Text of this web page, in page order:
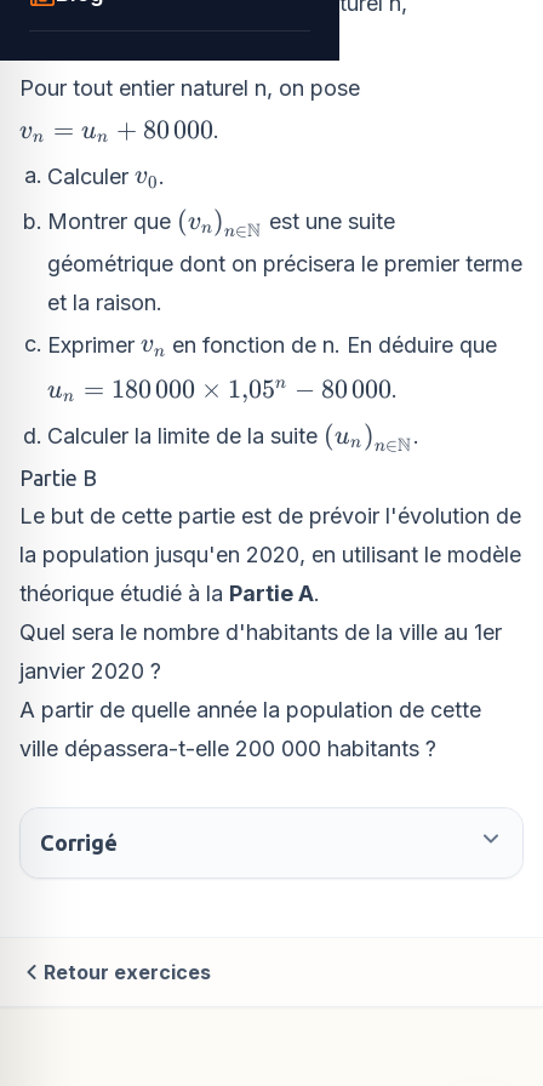
4\,000
Pour tout entier naturel n, on pose
v_{n}=u_{n}+80\,000
vn = un + 80000.
Calculer v_{0}
v0.
Montrer que \left(v_{n}\right)_{n\in
\mathbb{N}}
(vn)n∈N est une suite
géométrique dont on précisera le premier terme
et la raison.
Exprimer v_{n}
vn en fonction de n. En déduire que
u_{n}=180\,000\times
un = 180000 × 1,05n − 80000.
Calculer la limite de la suite (un )n∈N.
Partie B
Le but de cette partie est de prévoir l'évolution de
la population jusqu'en 2020, en utilisant le modèle
théorique étudié à la Partie A.
Quel sera le nombre d'habitants de la ville au 1er
janvier 2020 ?
A partir de quelle année la population de cette
ville dépassera-t-elle 200 000 habitants ?
Corrigé
Retour exercices